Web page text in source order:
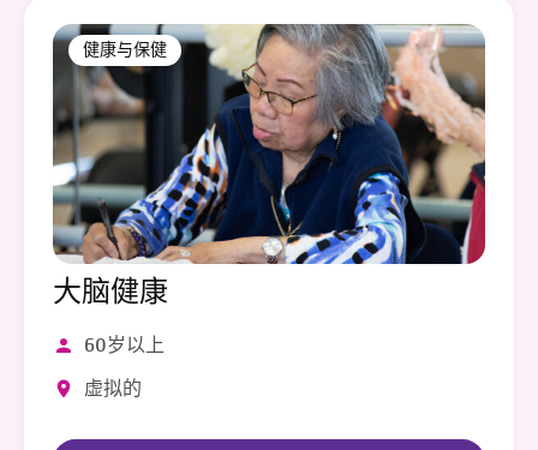
健康与保健
大脑健康
60岁以上
虚拟的